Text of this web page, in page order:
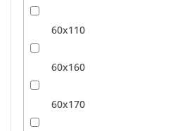
60x110
60x160
60x170